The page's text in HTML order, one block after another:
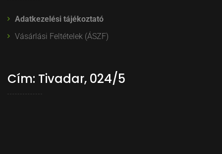
Adatkezelési tájékoztató
Vásárlási Feltételek (ÁSZF)
Cím: Tivadar, 024/5